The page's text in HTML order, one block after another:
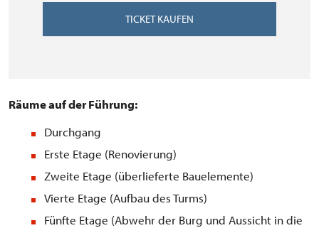
TICKET KAUFEN
Räume auf der Führung:
Durchgang
Erste Etage (Renovierung)
Zweite Etage (überlieferte Bauelemente)
Vierte Etage (Aufbau des Turms)
Fünfte Etage (Abwehr der Burg und Aussicht in die